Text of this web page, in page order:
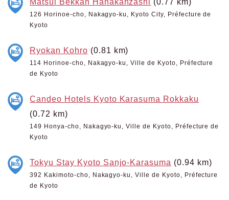
126 Horinoe-cho, Nakagyo-ku, Kyoto City, Préfecture de
Kyoto
Ryokan Kohro (0.81 km)
114 Horinoe-cho, Nakagyo-ku, Ville de Kyoto, Préfecture
de Kyoto
Candeo Hotels Kyoto Karasuma Rokkaku
(0.72 km)
149 Honya-cho, Nakagyo-ku, Ville de Kyoto, Préfecture de
Kyoto
Tokyu Stay Kyoto Sanjo-Karasuma (0.94 km)
392 Kakimoto-cho, Nakagyo-ku, Ville de Kyoto, Préfecture
de Kyoto